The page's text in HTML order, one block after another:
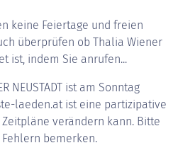
keine Feiertage und freien
überprüfen ob Thalia Wiener
ist, indem Sie anrufen...
NEUSTADT ist am Sonntag
laeden.at ist eine partizipative
verändern kann. Bitte
bemerken.